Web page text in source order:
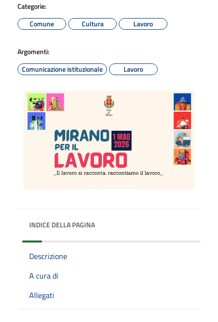
Categorie:
Comune
Cultura Lavoro
Argomenti:
Comunicazione istituzionale
Lavoro
INDICE DELLA PAGINA
Descrizione
A cura di
Allegati